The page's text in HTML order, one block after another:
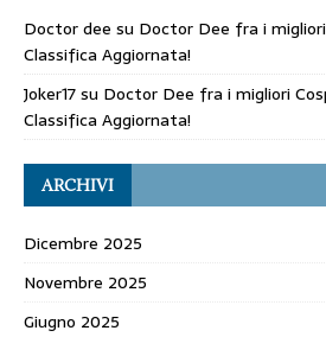
Doctor dee su Doctor Dee fra i
Classifica Aggiornata!
Joker17su Doctor Dee fra i migliori
Classifica Aggiornata!
ARCHIVI
Dicembre 2025
Novembre 2025
Giugno 2025